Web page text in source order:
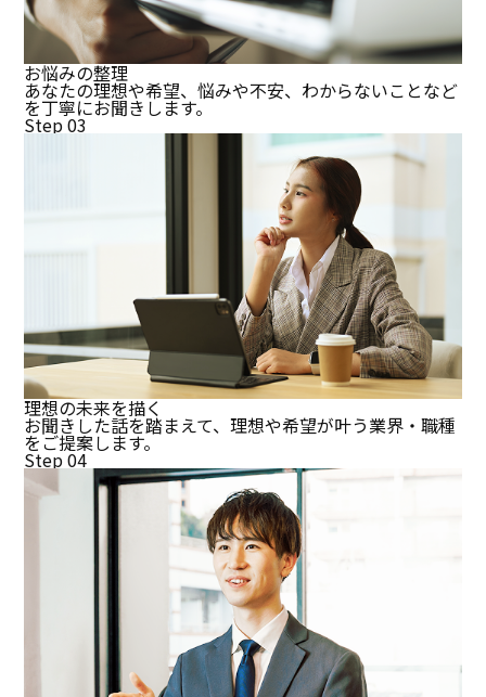
お悩みの整理
あなたの理想や希望、悩みや不安、わからないことなど
を丁寧にお聞きします。
Step 03
理想の未来を描く
お聞きした話を踏まえて、理想や希望が叶う業界・職種
をご提案します。
Step 04